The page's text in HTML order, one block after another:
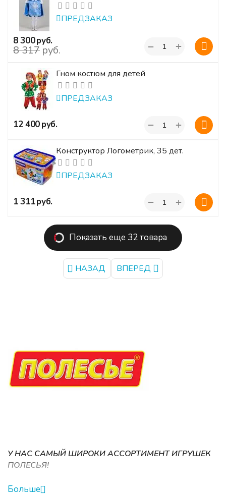
У НАС САМЫЙ ШИРОКИ АССОРТИМЕНТ ИГРУШЕК
ПОЛЕСЬЯ!
Компания ПОЛЕСЬЕ (Polesie) предлагает огромный
Больше
ПРЕДЗАКАЗ
‍8 300‍руб.
‍8 317‍ руб. +
−
Гном костюм для детей
ПРЕДЗАКАЗ
‍12 400‍руб. +
−
Конструктор Логометрик, 35 дет.
ПРЕДЗАКАЗ
‍1 311‍руб. +
−
Показать еще 32 товара
НАЗАД ВПЕРЕД